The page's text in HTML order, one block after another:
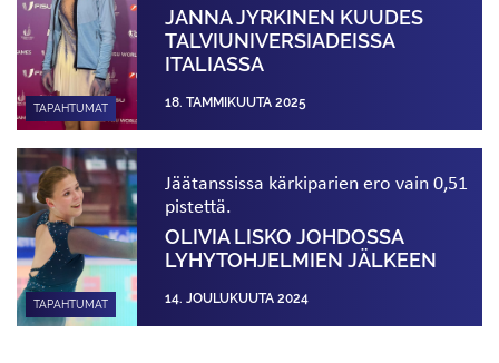
TAPAHTUMAT
JANNA JYRKINEN KUUDES
TALVI­UNIVERSIADEISSA
ITALIASSA
18. TAMMIKUUTA 2025
TAPAHTUMAT
Jäätanssissa kärkiparien ero vain 0,51
pistettä.
OLIVIA LISKO JOHDOSSA
LYHYTOHJELMIEN JÄLKEEN
14. JOULUKUUTA 2024